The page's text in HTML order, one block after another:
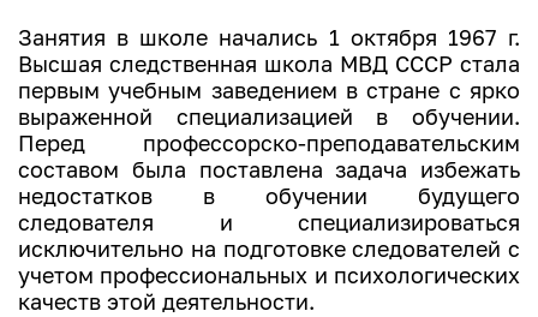
Занятия в школе начались 1 октября 1967 г.
Высшая следственная школа МВД СССР стала
первым учебным заведением в стране с ярко
выраженной специализацией в обучении.
Перед профессорско-преподавательским
составом была поставлена задача избежать
недостатков в обучении будущего
следователя и специализироваться
исключительно на подготовке следователей с
учетом профессиональных и психологических
качеств этой деятельности.